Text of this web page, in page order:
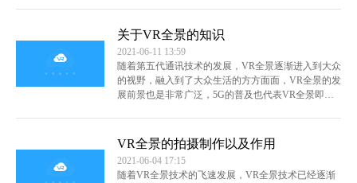
了很好的效果；我们这里就重点说一下vr看房制作费
用和需要用到的技术。 查看全文
关于VR全景的知识
2021-06-11 13:59
随着第五代通讯技术的发展，VR全景逐渐进入到大众
的视野，融入到了大众生活的方方面面，VR全景的发
展前景也是非常广泛，5G的普及也代表VR全景即将
VR全景的拍摄制作以及作用
2021-06-04 17:15
随着VR全景技术的飞速发展，VR全景技术已经逐渐